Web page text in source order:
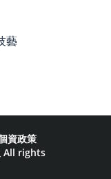
藝
資政策
All rights